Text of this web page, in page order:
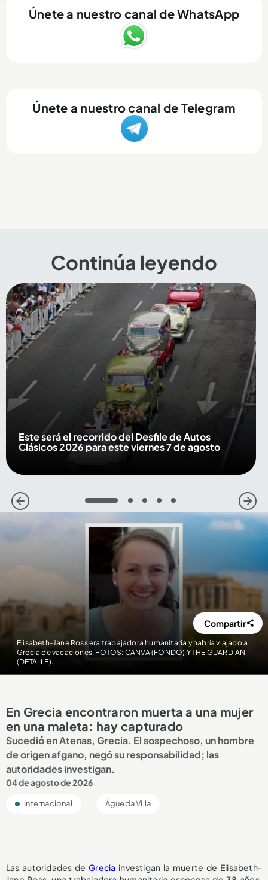
Únete a nuestro canal de WhatsApp
Únete a nuestro canal de Telegram
Continúa leyendo
Este será el recorrido del Desfile de Autos
Clásicos 2026 para este viernes 7 de agosto
1 2 3 4 5
Elisabeth-Jane Ross era trabajadora humanitaria y habría viajado a
Grecia de vacaciones. FOTOS: CANVA (FONDO) Y THE GUARDIAN
(DETALLE).
Compartir
En Grecia encontraron muerta a una mujer
en una maleta: hay capturado
Sucedió en Atenas, Grecia. El sospechoso, un hombre
de origen afgano, negó su responsabilidad; las
autoridades investigan.
04 de agosto de 2026
Internacional Águeda Villa
Las autoridades deGrecia investigan la muerte de Elisabeth-